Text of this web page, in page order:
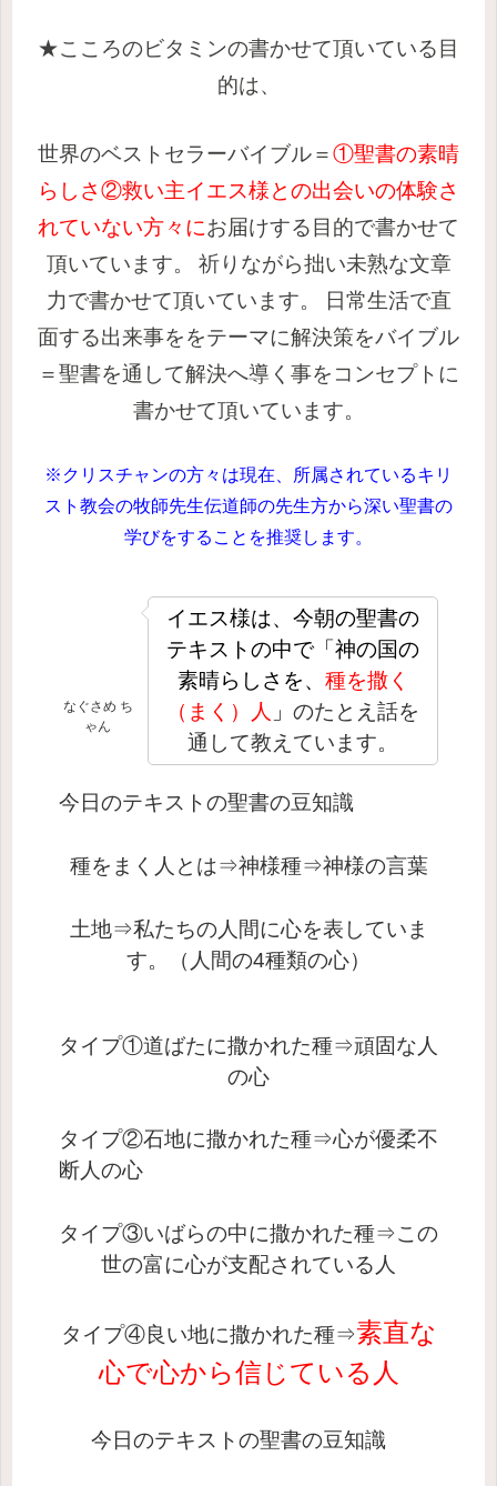
★こころのビタミンの書かせて頂いている目
的は、
世界のベストセラーバイブル＝①聖書の素晴
らしさ②救い主イエス様との出会いの体験さ
れていない方々にお届けする目的で書かせて
頂いています。
祈りながら拙い未熟な文章
力で書かせて頂いています。
日常生活で直
面する出来事ををテーマに解決策をバイブル
＝聖書を通して解決へ導く事をコンセプトに
書かせて頂いています。
※クリスチャンの方々は現在、所属されているキリ
スト教会の牧師先生伝道師の先生方から深い聖書の
学びをすることを推奨します。
なぐさめ ち
ゃん
イエス様は、 今朝の聖書の
テキストの中で「神の国の
素晴らしさを、 種を撒く
（まく）人 」 のたとえ話を
通して教えています。
今日のテキストの聖書の豆知識
種をまく人とは⇒神様種⇒神様の言葉
土地⇒私たちの人間に心を表していま
す。（人間の4種類の心）
タイプ①道ばたに撒かれた種⇒頑固な人
の心
タイプ②石地に撒かれた種⇒心が優柔不
断人の心
タイプ③いばらの中に撒かれた種⇒この
世の富に心が支配されている人
タイプ④良い地に撒かれた種⇒素直な
心で心から信じている人
今日のテキストの聖書の豆知識